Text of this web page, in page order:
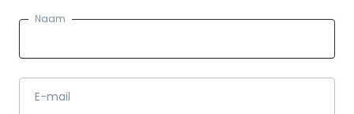
Naam
E-mail